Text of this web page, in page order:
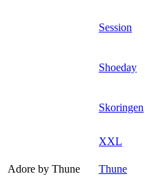
Session
Shoeday
Skoringen
XXL
Adore by Thune
Thune